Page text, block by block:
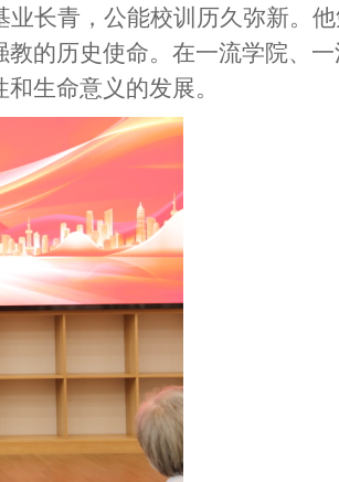
长青，公能校训历久弥新。
的历史使命。在一流学院、
生命意义的发展。